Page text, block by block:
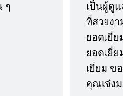
ๆ
เป็นผู้ดูแ
ที่สวยง
ยอดเยี่ย
ยอดเยี่
เยี่ยม ข
คุณเจ๋ง